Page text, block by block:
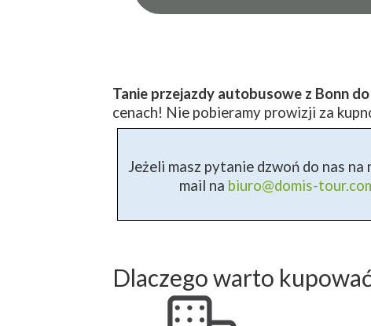
Tanie przejazdy autobusowe z Bonn
cenach! Nie pobieramy prowizji za
Jeżeli masz pytanie dzwoń do nas na
mail na biuro@domis-
Dlaczego warto